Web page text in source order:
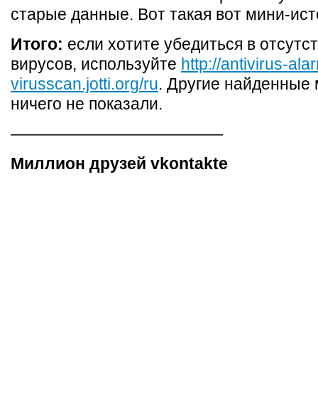
старые данные. Вот такая вот мини-
Итого: если хотите убедиться в
вирусов, используйте http://antivirus-
virusscan.jotti.org/ru. Другие найденные
ничего не показали.
—————————————
Миллион друзей vkontakte